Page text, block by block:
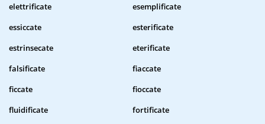
elettrificate
esemplificate
essiccate
esterificate
estrinsecate
eterificate
falsificate
fiaccate
ficcate
fioccate
fluidificate
fortificate